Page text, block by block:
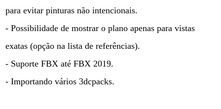
para evitar pinturas não intencionais.
- Possibilidade de mostrar o plano apenas para vistas
exatas (opção na lista de referências).
- Suporte FBX até FBX 2019.
- Importando vários 3dcpacks.